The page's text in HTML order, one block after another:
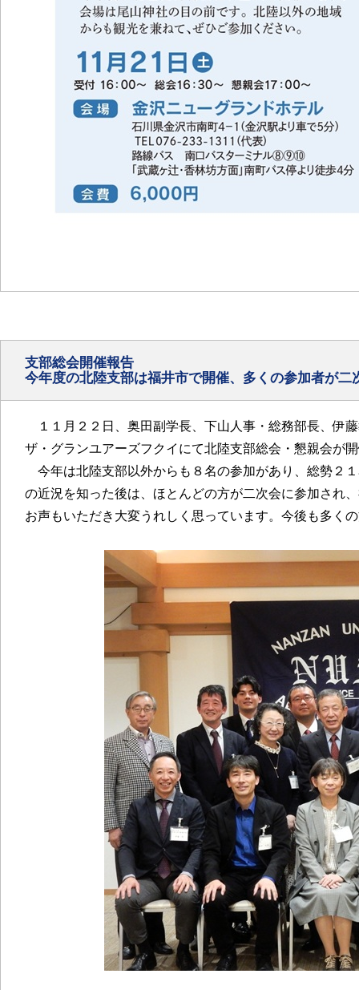
支部総会開催報告
今年度の北陸支部は福井市で開催、多くの参加者が二
１１月２２日、奥田副学長、下山人事・総務部長、伊
ザ・グランユアーズフクイにて北陸支部総会・懇親会が
今年は北陸支部以外からも８名の参加があり、総勢２
の近況を知った後は、ほとんどの方が二次会に参加され
お声もいただき大変うれしく思っています。今後も多く